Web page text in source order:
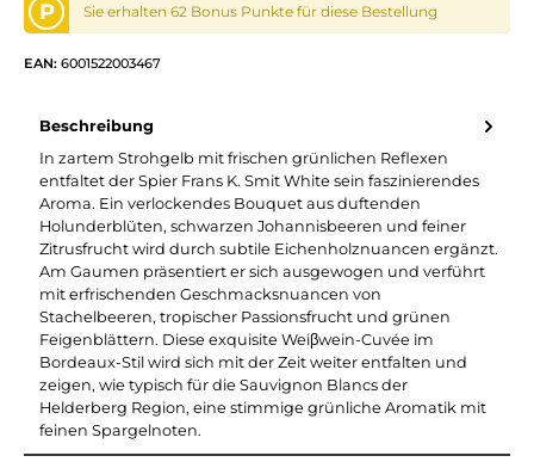
P Sie erhalten 62 Bonus Punkte für diese Bestellung
EAN: 6001522003467
Beschreibung
In zartem Strohgelb mit frischen grünlichen Reflexen
entfaltet der Spier Frans K. Smit White sein faszinierendes
Aroma. Ein verlockendes Bouquet aus duftenden
Holunderblüten, schwarzen Johannisbeeren und feiner
Zitrusfrucht wird durch subtile Eichenholznuancen ergänzt.
Am Gaumen präsentiert er sich ausgewogen und verführt
mit erfrischenden Geschmacksnuancen von
Stachelbeeren, tropischer Passionsfrucht und grünen
Feigenblättern. Diese exquisite Weiβwein-Cuvée im
Bordeaux-Stil wird sich mit der Zeit weiter entfalten und
zeigen, wie typisch für die Sauvignon Blancs der
Helderberg Region, eine stimmige grünliche Aromatik mit
feinen Spargelnoten.